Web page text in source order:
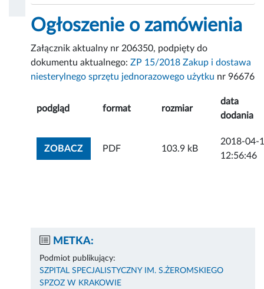
Ogłoszenie o zamówienia
Załącznik aktualny nr 206350, podpięty do
dokumentu aktualnego:ZP 15/2018 Zakup i dostawa
niesterylnego sprzętu jednorazowego użytku nr 96676
podgląd format rozmiar
data
dodania
ZOBACZZOBACZ ZAŁĄCZNIK
PDF 103.9 kB
2018-04-
12:56:46
METKA:
Podmiot publikujący:
SZPITAL SPECJALISTYCZNY IM. S.ŻEROMSKIEGO
SPZOZ W KRAKOWIE